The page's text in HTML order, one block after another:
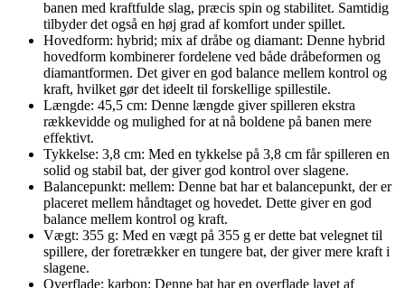
banen med kraftfulde slag, præcis spin og stabilitet. Samtidig
tilbyder det også en høj grad af komfort under spillet.
Hovedform: hybrid; mix af dråbe og diamant: Denne hybrid
hovedform kombinerer fordelene ved både dråbeformen og
diamantformen. Det giver en god balance mellem kontrol og
kraft, hvilket gør det ideelt til forskellige spillestile.
Længde: 45,5 cm: Denne længde giver spilleren ekstra
rækkevidde og mulighed for at nå boldene på banen mere
effektivt.
Tykkelse: 3,8 cm: Med en tykkelse på 3,8 cm får spilleren en
solid og stabil bat, der giver god kontrol over slagene.
Balancepunkt: mellem: Denne bat har et balancepunkt, der er
placeret mellem håndtaget og hovedet. Dette giver en god
balance mellem kontrol og kraft.
Vægt: 355 g: Med en vægt på 355 g er dette bat velegnet til
spillere, der foretrækker en tungere bat, der giver mere kraft i
slagene.
Overflade: karbon: Denne bat har en overflade lavet af